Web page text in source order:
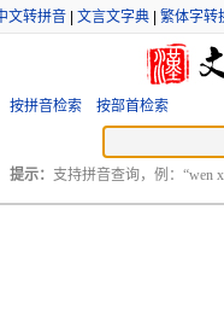
文转拼音 文言文字典 繁体字转
按拼音检索 按部首检索
提示： 支持拼音查询，例：“wen